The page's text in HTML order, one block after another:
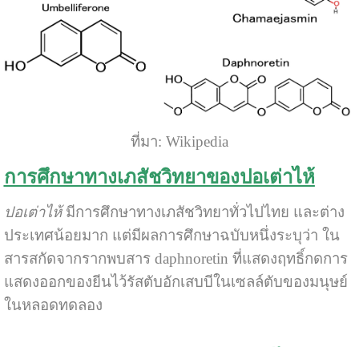
ที่มา: Wikipedia
การศึกษาทางเภสัชวิทยาของปอเต่าไห้
ปอเต่าไห้มีการศึกษาทางเภสัชวิทยาทั่วไปไทย และต่าง
ประเทศน้อยมาก แต่มีผลการศึกษาฉบับหนึ่งระบุว่า ใน
สารสกัดจากรากพบสาร daphnoretin ที่แสดงฤทธิ์กดการ
แสดงออกของยีนไว้รัสตับอักเสบบีในเซลล์ตับของมนุษย์
ในหลอดทดลอง